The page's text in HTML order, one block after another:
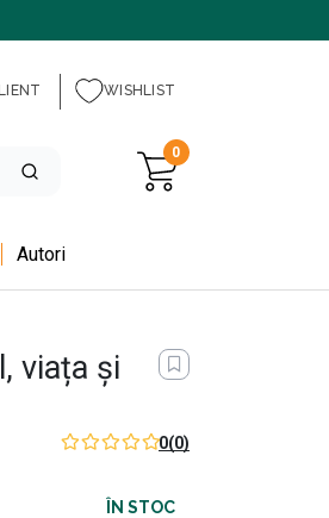
WISHLIST
0
Autori
viața și
0(0)
ÎN STOC